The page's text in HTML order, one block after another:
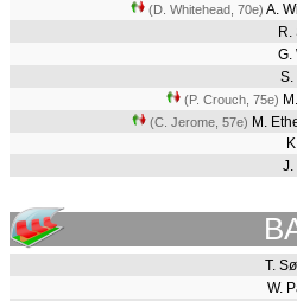
(D. Whitehead, 70e) A.
R.
G.
S.
(P. Crouch, 75e)
(C. Jerome, 57e) M.
J.
T.
W.